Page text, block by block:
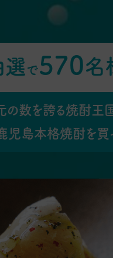
選 で570名
数を誇る焼酎王国
島本格焼酎を買